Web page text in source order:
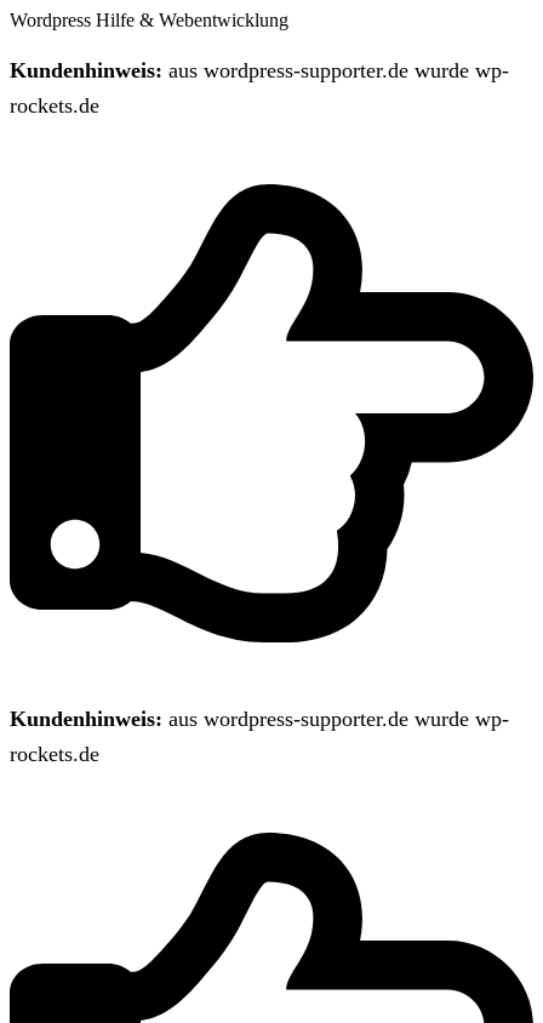
Wordpress Hilfe & Webentwicklung
Kundenhinweis: aus wordpress-supporter.de wurde wp-
rockets.de
Kundenhinweis: aus wordpress-supporter.de wurde wp-
rockets.de